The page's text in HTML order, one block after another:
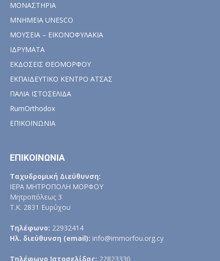
ΜΟΝΑΣΤΗΡΙΑ
ΜΝΗΜΕΙΑ UNESCO
ΜΟΥΣΕΙΑ – ΕΙΚΟΝΟΦΥΛΑΚΙΑ
ΙΔΡΥΜΑΤΑ
ΕΚΔΟΣΕΙΣ ΘΕΟΜΟΡΦΟΥ
ΕΚΠΑΙΔΕΥΤΙΚΟ ΚΕΝΤΡΟ ΑΤΣΑΣ
ΠΑΛΙΑ ΙΣΤΟΣΕΛΙΔΑ
RumOrthodox
ΕΠΙΚΟΙΝΩΝΙΑ
ΕΠΙΚΟΙΝΩΝΙΑ
Ταχυδρομική Διεύθυνση:
ΙΕΡΑ ΜΗΤΡΟΠΟΛΗ ΜΟΡΦΟΥ
Μητροπόλεως 3
Τ.Κ. 2831 Ευρύχου
Τηλέφωνο: 22932414
Ηλ. διεύθυνση (email): info@immorfou.org.cy
Τηλέφωνο Ιστοσελίδας: 22823330